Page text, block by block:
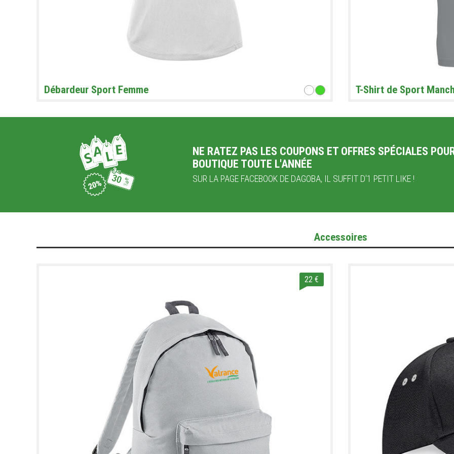
Débardeur Sport Femme T-Shirt de Sport
NE RATEZ PAS LES COUPONS ET OFFRES SPÉCIALES
BOUTIQUE TOUTE L'ANNÉE
SUR LA PAGE FACEBOOK DE DAGOBA, IL SUFFIT D'1 PETIT LIKE !
Accessoires
22 €